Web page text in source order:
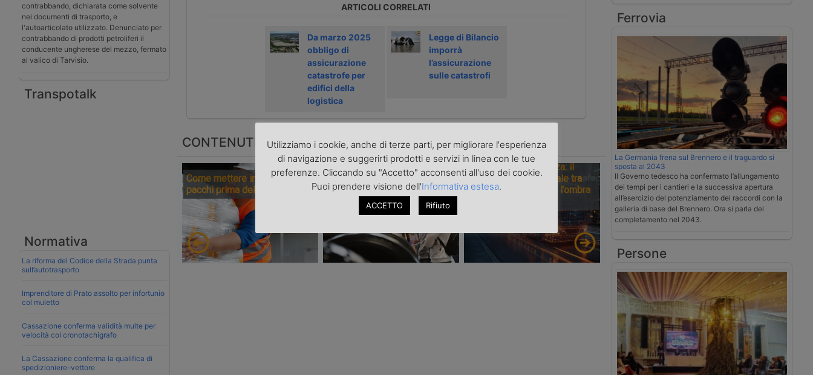
contrabbando, dichiarata come solvente
nei documenti di trasporto, e
l'autoarticolato utilizzato. Denunciato per
contrabbando di prodotti petroliferi il
conducente ungherese del mezzo, fermato
al valico di Tarvisio.
Transpotalk
Normativa
La riforma del Codice della Strada punta
sull’autotrasporto
Imprenditore di Prato assolto per infortunio
col muletto
Cassazione conferma validità multe per
velocità col cronotachigrafo
La Cassazione conferma la qualifica di
spedizioniere-vettore
ARTICOLI CORRELATI
Da marzo 2025
obbligo di
assicurazione
catastrofe per
edifici della
logistica
Legge di Bilancio
imporrà
l’assicurazione
sulle catastrofi
CONTENUTI SPONSORIZZATI
Come mettere in sicurezza i
pacchi prima della spedizione
Transpotec Logitec 2026: a
Fiera Milano la filiera del
trasporto e della logistica fa
Il costo dell’incertezza: il
trasporto internazionale tra
scarsità di capacità e l’ombra
Ferrovia
La Germania frena sul Brennero e il traguardo si
sposta al 2043
Il Governo tedesco ha confermato l’allungamento
dei tempi per i cantieri e la successiva apertura
all’esercizio del potenziamento dei raccordi con la
galleria di base del Brennero. Ora si parla del
completamento nel 2043.
Persone
Utilizziamo i cookie, anche di terze parti, per migliorare l'esperienza
di navigazione e suggerirti prodotti e servizi in linea con le tue
preferenze. Cliccando su "Accetto" acconsenti all'uso dei cookie.
Puoi prendere visione dell'Informativa estesa.
ACCETTO Rifiuto